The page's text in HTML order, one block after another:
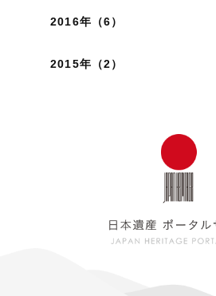
2016年（6）
2015年（2）